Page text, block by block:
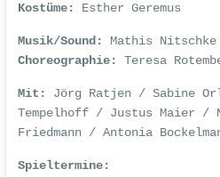
Kostüme:
Esther Geremus
Musik/Sound: Mathis Nitschke
Choreographie: Teresa
Mit:
Jörg Ratjen / Sabine
Tempelhoff / Justus Maier /
Friedmann / Antonia
Spieltermine: